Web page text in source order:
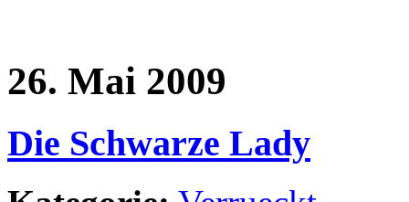
26. Mai 2009
Die Schwarze Lady